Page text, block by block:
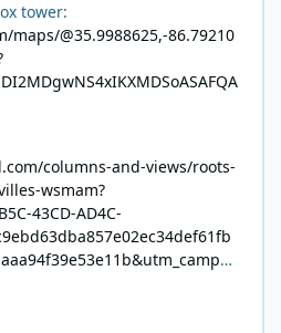
tower:
maps/@35.9988625,-86.79210
columns-and-views/roots-
wsmam?
43CD-AD4C-